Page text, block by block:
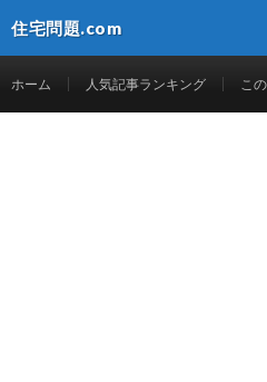
住宅問題.com
ホーム 人気記事ランキング こ